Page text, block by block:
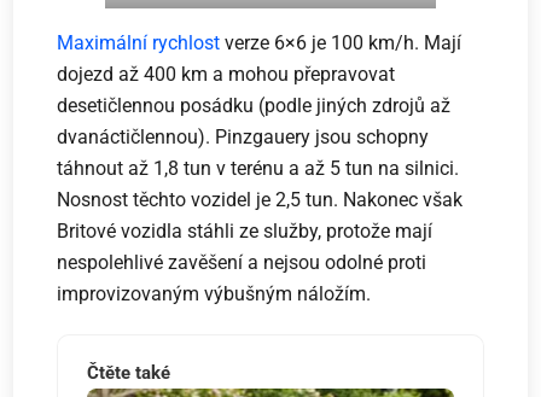
Maximální rychlost verze 6×6 je 100 km/h. Mají
dojezd až 400 km a mohou přepravovat
desetičlennou posádku (podle jiných zdrojů až
dvanáctičlennou). Pinzgauery jsou schopny
táhnout až 1,8 tun v terénu a až 5 tun na silnici.
Nosnost těchto vozidel je 2,5 tun. Nakonec však
Britové vozidla stáhli ze služby, protože mají
nespolehlivé zavěšení a nejsou odolné proti
improvizovaným výbušným náložím.
Čtěte také